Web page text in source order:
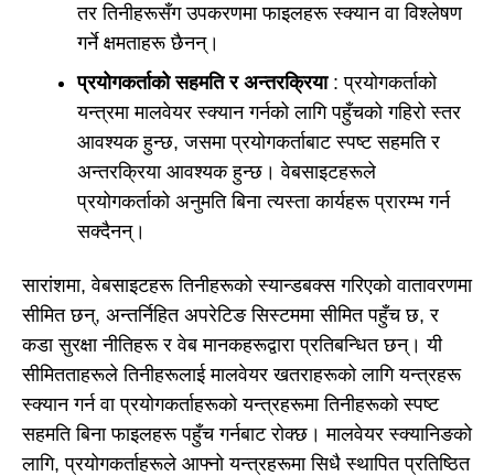
तर तिनीहरूसँग उपकरणमा फाइलहरू स्क्यान वा विश्लेषण
गर्ने क्षमताहरू छैनन्।
प्रयोगकर्ताको सहमति र अन्तरक्रिया: प्रयोगकर्ताको
यन्त्रमा मालवेयर स्क्यान गर्नको लागि पहुँचको गहिरो स्तर
आवश्यक हुन्छ, जसमा प्रयोगकर्ताबाट स्पष्ट सहमति र
अन्तरक्रिया आवश्यक हुन्छ। वेबसाइटहरूले
प्रयोगकर्ताको अनुमति बिना त्यस्ता कार्यहरू प्रारम्भ गर्न
सक्दैनन्।
सारांशमा, वेबसाइटहरू तिनीहरूको स्यान्डबक्स गरिएको वातावरणमा
सीमित छन्, अन्तर्निहित अपरेटिङ सिस्टममा सीमित पहुँच छ, र
कडा सुरक्षा नीतिहरू र वेब मानकहरूद्वारा प्रतिबन्धित छन्। यी
सीमितताहरूले तिनीहरूलाई मालवेयर खतराहरूको लागि यन्त्रहरू
स्क्यान गर्न वा प्रयोगकर्ताहरूको यन्त्रहरूमा तिनीहरूको स्पष्ट
सहमति बिना फाइलहरू पहुँच गर्नबाट रोक्छ। मालवेयर स्क्यानिङको
लागि, प्रयोगकर्ताहरूले आफ्नो यन्त्रहरूमा सिधै स्थापित प्रतिष्ठित